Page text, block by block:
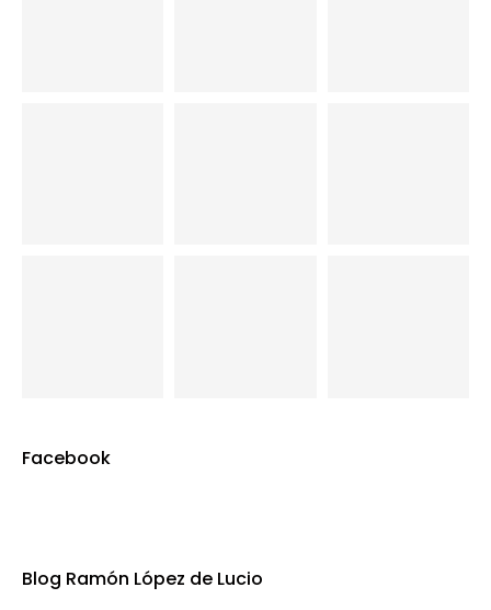
Facebook
Blog Ramón López de Lucio